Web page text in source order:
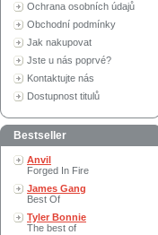
Ochrana osobních údajů
Obchodní podmínky
Jak nakupovat
Jste u nás poprvé?
Kontaktujte nás
Dostupnost titulů
Bestseller
Anvil
Forged In Fire
James Gang
Best Of
Tyler Bonnie
The best of